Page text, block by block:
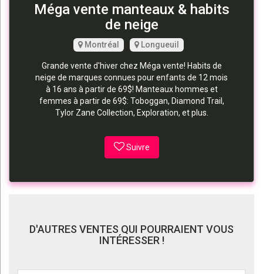
Méga vente manteaux & habits
de neige
Montréal Longueuil
Grande vente d'hiver chez Méga vente! Habits de
neige de marques connues pour enfants de 12 mois
à 16 ans à partir de 69$! Manteaux hommes et
femmes à partir de 69$: Toboggan, Diamond Trail,
Tylor Zane Collection, Exploration, et plus.
Suivre
D'AUTRES VENTES QUI POURRAIENT VOUS
INTÉRESSER !